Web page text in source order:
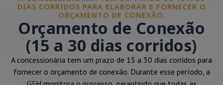
DIAS CORRIDOS PARA ELABORAR E FORNECER O
ORÇAMENTO DE CONEXÃO.
Orçamento de Conexão
(15 a 30 dias corridos)
A concessionária tem um prazo de 15 a 30 dias corridos para
fornecer o orçamento de conexão. Durante esse período, a